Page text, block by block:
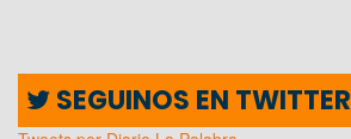
SEGUINOS EN TWITTER